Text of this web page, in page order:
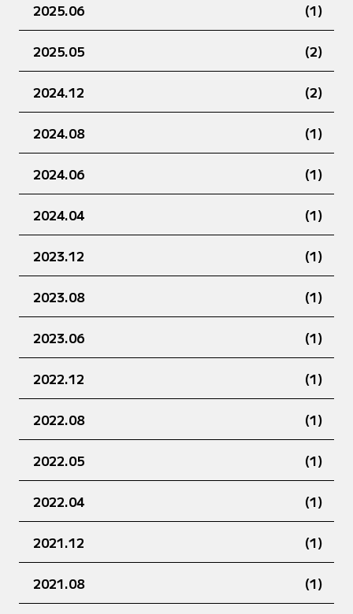
2025.06 (1)
2025.05 (2)
2024.12 (2)
2024.08 (1)
2024.06 (1)
2024.04 (1)
2023.12 (1)
2023.08 (1)
2023.06 (1)
2022.12 (1)
2022.08 (1)
2022.05 (1)
2022.04 (1)
2021.12 (1)
2021.08 (1)